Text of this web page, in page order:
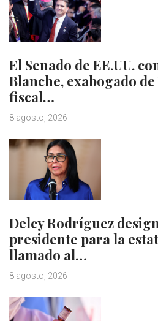
El Senado de EE.UU.
Blanche, exabogado
fiscal…
8 agosto, 2026
Delcy Rodríguez
presidente para la
llamado al…
8 agosto, 2026